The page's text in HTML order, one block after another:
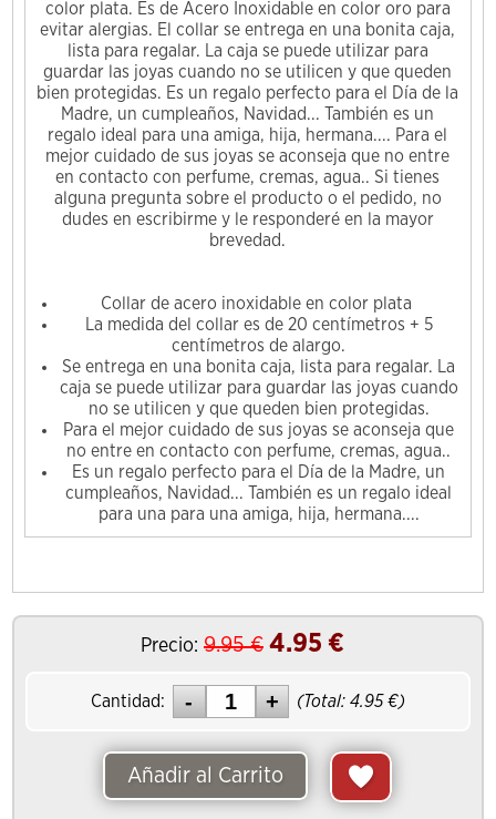
color plata. Es de Acero Inoxidable en color oro para
evitar alergias. El collar se entrega en una bonita caja,
lista para regalar. La caja se puede utilizar para
guardar las joyas cuando no se utilicen y que queden
bien protegidas. Es un regalo perfecto para el Día de la
Madre, un cumpleaños, Navidad... También es un
regalo ideal para una amiga, hija, hermana.... Para el
mejor cuidado de sus joyas se aconseja que no entre
en contacto con perfume, cremas, agua.. Si tienes
alguna pregunta sobre el producto o el pedido, no
dudes en escribirme y le responderé en la mayor
brevedad.
Collar de acero inoxidable en color plata
La medida del collar es de 20 centímetros + 5
centímetros de alargo.
Se entrega en una bonita caja, lista para regalar. La
caja se puede utilizar para guardar las joyas cuando
no se utilicen y que queden bien protegidas.
Para el mejor cuidado de sus joyas se aconseja que
no entre en contacto con perfume, cremas, agua..
Es un regalo perfecto para el Día de la Madre, un
cumpleaños, Navidad... También es un regalo ideal
para una para una amiga, hija, hermana....
Precio: 9.95€ 4.95 €
Cantidad: (Total: 4.95€)
Añadir al Carrito